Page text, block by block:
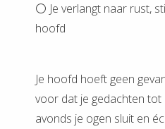
⚪️ Je verlangt naar rust,
hoofd
Je hoofd hoeft geen
voor dat je gedachten tot
avonds je ogen sluit en